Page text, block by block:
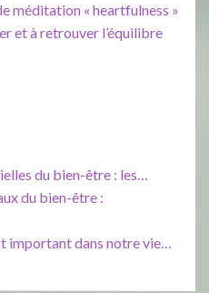
méditation « heartfulness »
et à retrouver l’équilibre
du bien-être : les…
du bien-être :
important dans notre vie…